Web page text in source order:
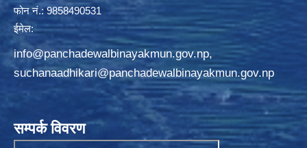
फोन नं.: 9858490531
ईमेल:
info@panchadewalbinayakmun.gov.np,
suchanaadhikari@panchadewalbinayakmun.gov.np
सम्पर्क विवरण